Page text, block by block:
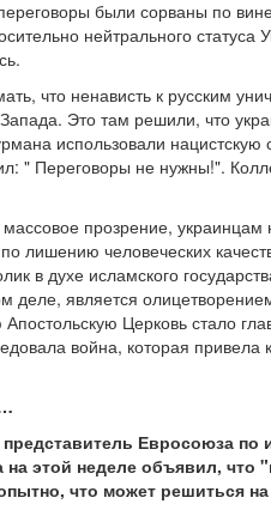
были сорваны по
нейтрального
что ненависть к русским
Это там решили, что
использовали
" Переговоры не нужны!".
прозрение,
лишению человеческих
в духе исламского
является
Церковь стало
война, которая
Евросоюза
этой неделе объявил,
что может решиться